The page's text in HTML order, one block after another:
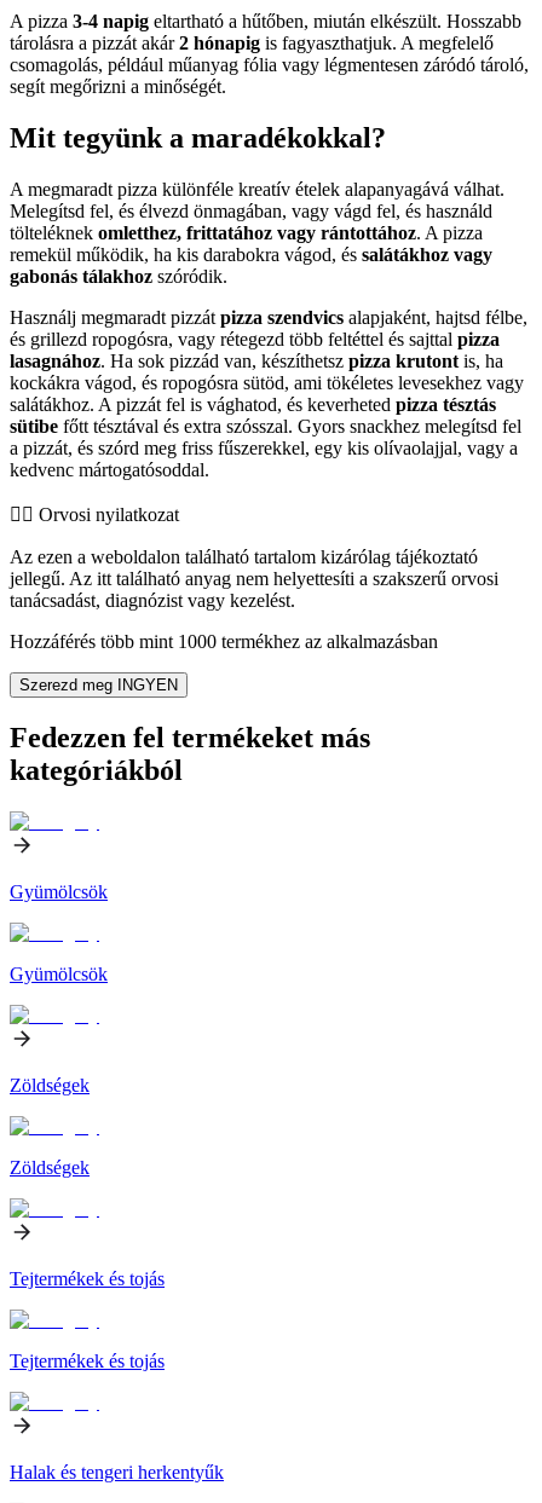
A pizza 3-4 napig eltartható a hűtőben, miután elkészült. Hosszabb
tárolásra a pizzát akár2 hónapig is fagyaszthatjuk. A megfelelő
csomagolás, például műanyag fólia vagy légmentesen záródó tároló,
segít megőrizni a minőségét.
Mit tegyünk a maradékokkal?
A megmaradt pizza különféle kreatív ételek alapanyagává válhat.
Melegítsd fel, és élvezd önmagában, vagy vágd fel, és használd
tölteléknek omletthez, frittatához vagy rántottához. A pizza
remekül működik, ha kis darabokra vágod, és salátákhoz vagy
gabonás tálakhoz szóródik.
Használj megmaradt pizzát pizza szendvics alapjaként, hajtsd félbe,
és grillezd ropogósra, vagy rétegezd több feltéttel és sajttal pizza
lasagnához. Ha sok pizzád van, készíthetsz pizza krutont is, ha
kockákra vágod, és ropogósra sütöd, ami tökéletes levesekhez vagy
salátákhoz. A pizzát fel is vághatod, és keverheted pizza tésztás
sütibe főtt tésztával és extra szósszal. Gyors snackhez melegítsd fel
a pizzát, és szórd meg friss fűszerekkel, egy kis olívaolajjal, vagy a
kedvenc mártogatósoddal.
👨‍⚕️️ Orvosi nyilatkozat
Az ezen a weboldalon található tartalom kizárólag tájékoztató
jellegű. Az itt található anyag nem helyettesíti a szakszerű orvosi
tanácsadást, diagnózist vagy kezelést.
Hozzáférés több mint 1000 termékhez az alkalmazásban
Szerezd meg INGYEN
Fedezzen fel termékeket más
kategóriákból
Gyümölcsök
Gyümölcsök
Zöldségek
Zöldségek
Tejtermékek és tojás
Tejtermékek és tojás
Halak és tengeri herkentyűk